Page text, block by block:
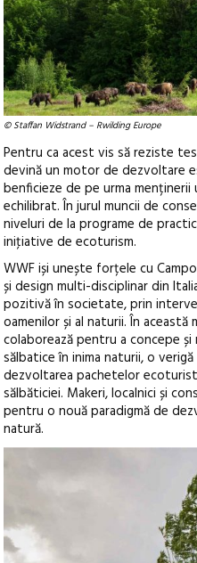
© Staffan Widstrand – Rwilding Europe
Pentru ca acest vis să reziste
devină un motor de dezvoltare
benficieze de pe urma
echilibrat. În jurul muncii de
niveluri de la programe de
iniţiative de ecoturism.
WWF iși unește forțele cu
și design multi-disciplinar din
pozitivă în societate, prin
oamenilor și al naturii. În această
colaborează pentru a concepe
sălbatice în inima naturii, o
dezvoltarea pachetelor
sălbăticiei. Makeri, localnici și
pentru o nouă paradigmă de
natură.